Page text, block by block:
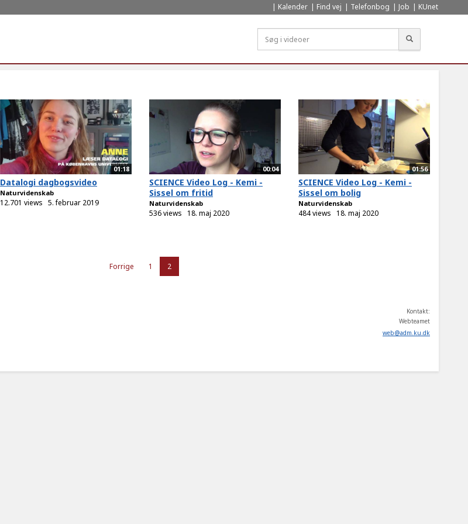
Kalender Find vej Telefonbog Job KUnet
01:18
Datalogi dagbogsvideo
Naturvidenskab
12.701 views 5. februar 2019
00:04
SCIENCE Video Log - Kemi -
Sissel om fritid
Naturvidenskab
536 views 18. maj 2020
01:56
SCIENCE Video Log - Kemi -
Sissel om bolig
Naturvidenskab
484 views 18. maj 2020
Forrige 1 2
Kontakt:
Webteamet
web@adm ku dk